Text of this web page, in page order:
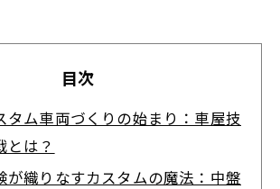
目次
タム車両づくりの始まり：車屋技
とは？
が織りなすカスタムの魔法：中盤